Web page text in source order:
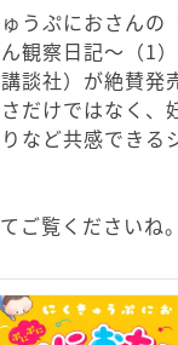
うぷにおさんの
観察日記～（1
談社）が絶賛発
だけではなく、
など共感できる
ご覧くださいね。